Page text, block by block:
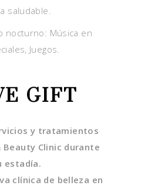
saludable.
nocturno: Música en
Juegos.
GIFT
y tratamientos
Beauty Clinic durante
estadía.
clínica de belleza en